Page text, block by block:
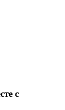
с